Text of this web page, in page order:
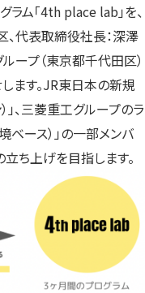
ム「4th place lab」を、
代表取締役社長：深澤
ープ（東京都千代田区）
ます。JR東日本の新規
」、三菱重工グループのラ
ベース）」の一部メンバ
ち上げを目指します。